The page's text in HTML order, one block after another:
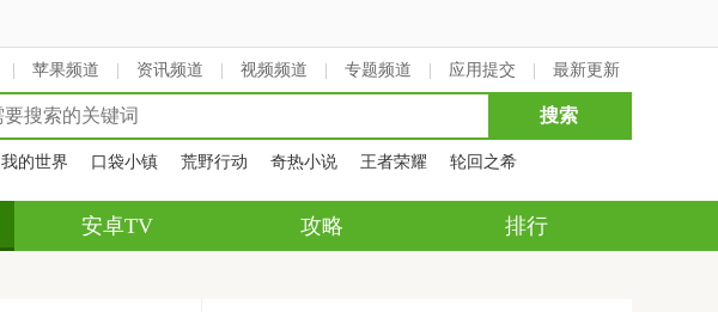
苹果频道 资讯频道 视频频道 专题频道 应用提交 最新更新
我的世界 口袋小镇 荒野行动 奇热小说 王者荣耀 轮回之希
安卓TV 攻略 排行